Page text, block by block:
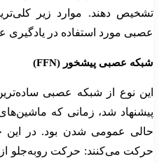
تشخیص دهند. موارد زیر
عصبی مورد استفاده در یادگیری
شبکه‌ عصبی پیشخور (FFN)
پیشنهاد شد، زمانی که
حالی عمومی شدن بود. در این
حرکت می‌کنند: حرکت روبه‌جلو از